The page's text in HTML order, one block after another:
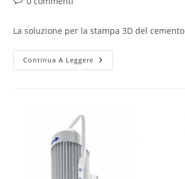
La soluzione per la stampa 3D del cemento
Continua A Leggere